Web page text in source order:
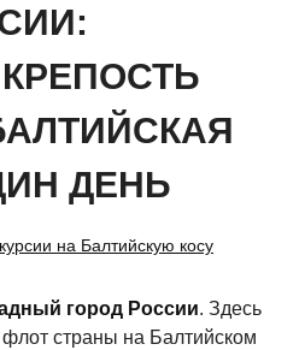
ДЕНЬ
на Балтийскую косу
город России. Здесь
страны на Балтийском